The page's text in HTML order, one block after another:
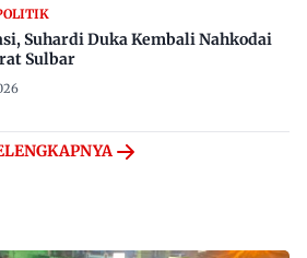
Suhardi Duka Kembali Nahkodai
Sulbar